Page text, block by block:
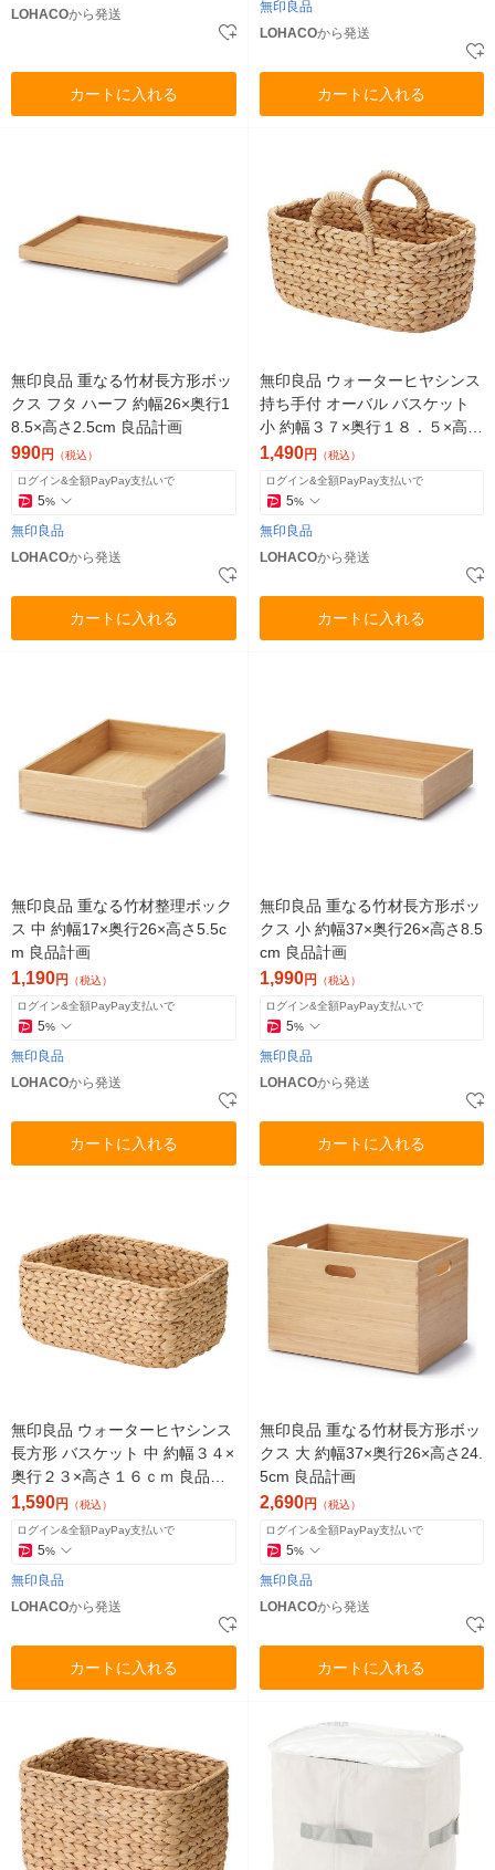
LOHACOから発送
カートに入れる
無印良品
LOHACOから発送
カートに入れる
無印良品 重なる竹材長方形ボッ
クス フタ ハーフ 約幅26×奥行1
8.5×高さ2.5cm 良品計画
990円 （税込）
ログイン&全額PayPay支払いで
5%
無印良品
LOHACOから発送
カートに入れる
無印良品 ウォーターヒヤシンス
持ち手付 オーバル バスケット
小 約幅３７×奥行１８．５×高さ
１６ｃｍ 良品計画
1,490円 （税込）
ログイン&全額PayPay支払いで
5%
無印良品
LOHACOから発送
カートに入れる
無印良品 重なる竹材整理ボック
ス 中 約幅17×奥行26×高さ5.5c
m 良品計画
1,190円 （税込）
ログイン&全額PayPay支払いで
5%
無印良品
LOHACOから発送
カートに入れる
無印良品 重なる竹材長方形ボッ
クス 小 約幅37×奥行26×高さ8.5
cm 良品計画
1,990円 （税込）
ログイン&全額PayPay支払いで
5%
無印良品
LOHACOから発送
カートに入れる
無印良品 ウォーターヒヤシンス
長方形 バスケット 中 約幅３４×
奥行２３×高さ１６ｃｍ 良品計
画
1,590円 （税込）
ログイン&全額PayPay支払いで
5%
無印良品
LOHACOから発送
カートに入れる
無印良品 重なる竹材長方形ボッ
クス 大 約幅37×奥行26×高さ24.
5cm 良品計画
2,690円 （税込）
ログイン&全額PayPay支払いで
5%
無印良品
LOHACOから発送
カートに入れる